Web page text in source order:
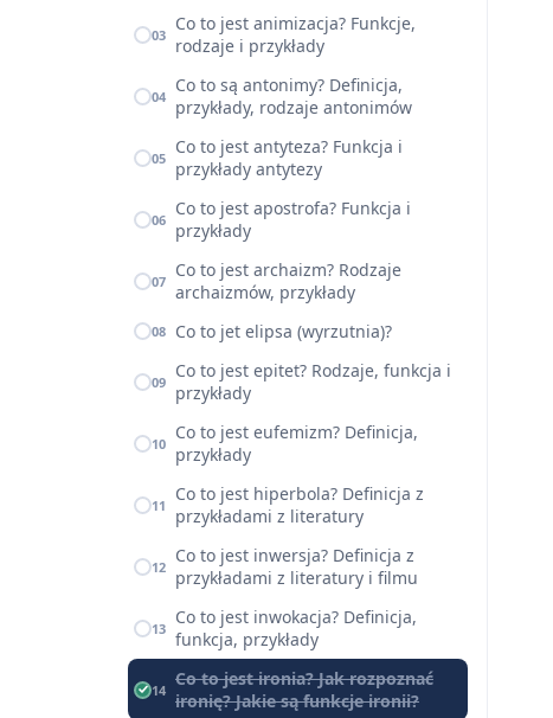
03 Co to jest animizacja? Funkcje,
rodzaje i przykłady
04 Co to są antonimy? Definicja,
przykłady, rodzaje antonimów
05 Co to jest antyteza? Funkcja i
przykłady antytezy
06 Co to jest apostrofa? Funkcja i
przykłady
07 Co to jest archaizm? Rodzaje
archaizmów, przykłady
08 Co to jet elipsa (wyrzutnia)?
09 Co to jest epitet? Rodzaje, funkcja i
przykłady
10 Co to jest eufemizm? Definicja,
przykłady
11
Co to jest hiperbola? Definicja z
przykładami z literatury
12 Co to jest inwersja? Definicja z
przykładami z literatury i filmu
13 Co to jest inwokacja? Definicja,
funkcja, przykłady
14 Co to jest ironia? Jak rozpoznać
ironię? Jakie są funkcje ironii?